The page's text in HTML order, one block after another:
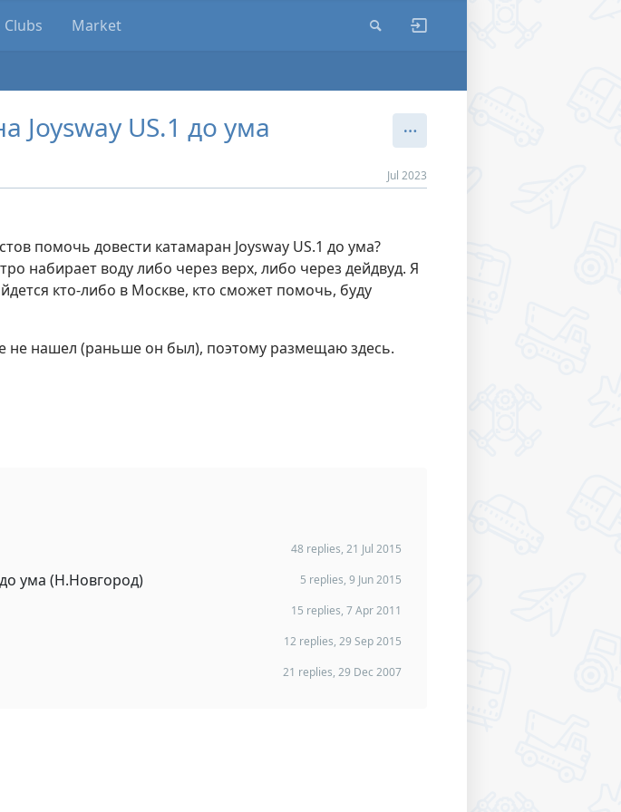
Clubs Market
US.1 до ума
Jul 2023
помочь довести катамаран Joysway US.1 до ума?
набирает воду либо через верх, либо через дейдвуд. Я
кто-либо в Москве, кто сможет помочь, буду
не нашел (раньше он был), поэтому размещаю здесь.
48 replies, 21 Jul 2015
ума (Н.Новгород) 5 replies, 9 Jun 2015
15 replies, 7 Apr 2011
12 replies, 29 Sep 2015
21 replies, 29 Dec 2007